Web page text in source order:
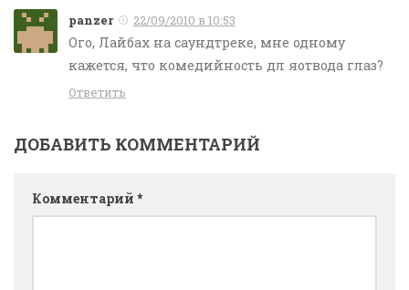
panzer 22/09/2010 в 10:53
Ого, Лайбах на саундтреке, мне одному
кажется, что комедийность дл яотвода глаз?
Ответить
ДОБАВИТЬ КОММЕНТАРИЙ
Комментарий *